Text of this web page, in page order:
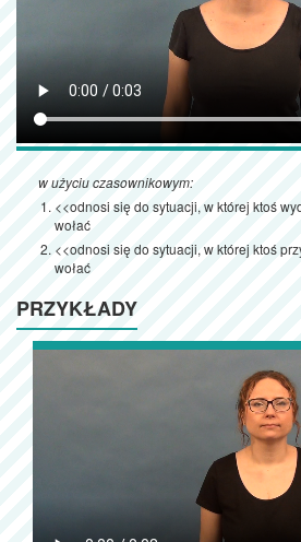
w użyciu czasownikowym:
<<odnosi się do sytuacji, w której ktoś
wołać
<<odnosi się do sytuacji, w której ktoś
wołać
PRZYKŁADY